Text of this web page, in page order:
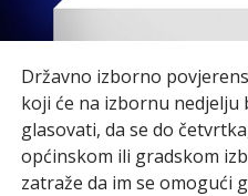
Državno izborno
koji će na izbornu nedjelju
glasovati, da se do
općinskom ili gradskom
zatraže da im se omogući